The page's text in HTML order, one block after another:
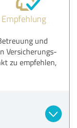
Empfehlung
und
Versicherungs-
zu empfehlen,